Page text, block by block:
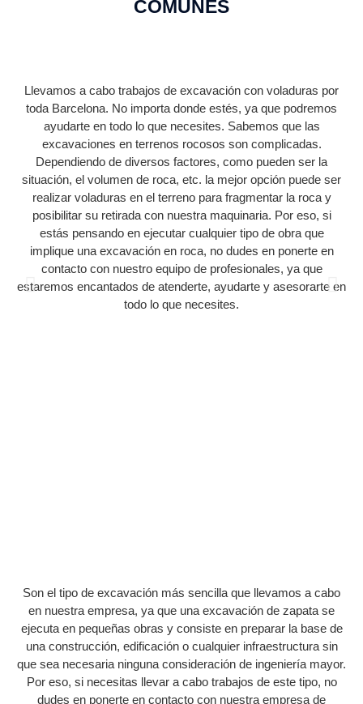
COMUNES
Llevamos a cabo trabajos de excavación con voladuras por
toda Barcelona. No importa donde estés, ya que podremos
ayudarte en todo lo que necesites. Sabemos que las
excavaciones en terrenos rocosos son complicadas.
Dependiendo de diversos factores, como pueden ser la
situación, el volumen de roca, etc. la mejor opción puede ser
realizar voladuras en el terreno para fragmentar la roca y
posibilitar su retirada con nuestra maquinaria. Por eso, si
estás pensando en ejecutar cualquier tipo de obra que
implique una excavación en roca, no dudes en ponerte en
contacto con nuestro equipo de profesionales, ya que
estaremos encantados de atenderte, ayudarte y asesorarte en
todo lo que necesites.
Son el tipo de excavación más sencilla que llevamos a cabo
en nuestra empresa, ya que una excavación de zapata se
ejecuta en pequeñas obras y consiste en preparar la base de
una construcción, edificación o cualquier infraestructura sin
que sea necesaria ninguna consideración de ingeniería mayor.
Por eso, si necesitas llevar a cabo trabajos de este tipo, no
dudes en ponerte en contacto con nuestra empresa de